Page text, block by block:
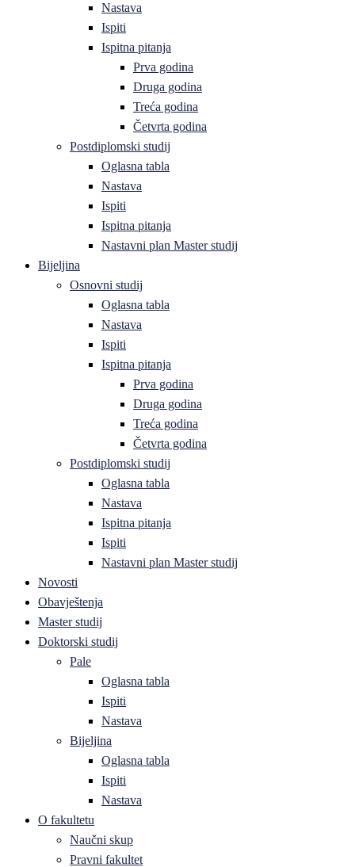
Nastava
Ispiti
Ispitna pitanja
Prva godina
Druga godina
Treća godina
Četvrta godina
Postdiplomski studij
Oglasna tabla
Nastava
Ispiti
Ispitna pitanja
Nastavni plan Master studij
Bijeljina
Osnovni studij
Oglasna tabla
Nastava
Ispiti
Ispitna pitanja
Prva godina
Druga godina
Treća godina
Četvrta godina
Postdiplomski studij
Oglasna tabla
Nastava
Ispitna pitanja
Ispiti
Nastavni plan Master studij
Novosti
Obavještenja
Master studij
Doktorski studij
Pale
Oglasna tabla
Ispiti
Nastava
Bijeljina
Oglasna tabla
Ispiti
Nastava
O fakultetu
Naučni skup
Pravni fakultet